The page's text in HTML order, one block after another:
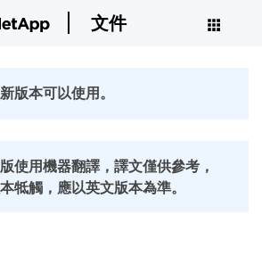
文件
版本可以使用。
使用機器翻譯，譯文僅供參考，
牴觸，應以英文版本為準。